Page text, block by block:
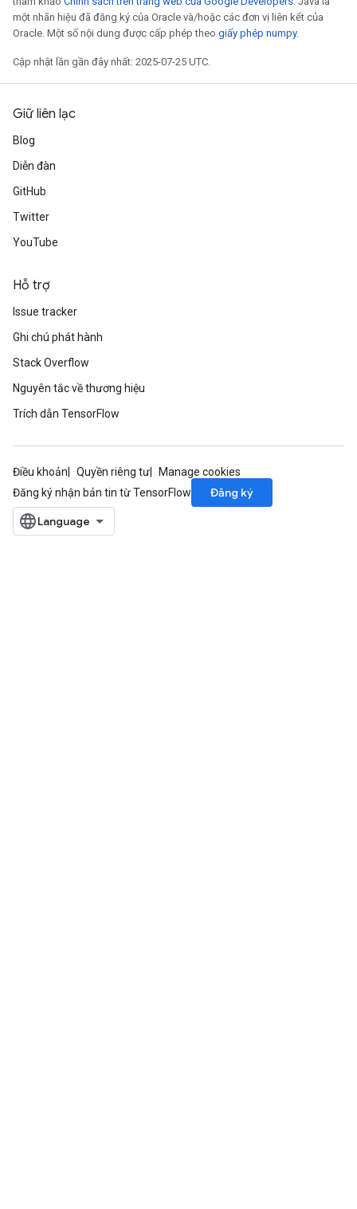
một nhãn hiệu đã đăng ký của Oracle và/hoặc các đơn vị liên kết của
Oracle. Một số nội dung được cấp phép theo giấy phép numpy.
Cập nhật lần gần đây nhất: 2025-07-25 UTC.
Giữ liên lạc
Blog
Diễn đàn
GitHub
Twitter
YouTube
Hỗ trợ
Issue tracker
Ghi chú phát hành
Stack Overflow
Nguyên tắc về thương hiệu
Trích dẫn TensorFlow
Điều khoản Quyền riêng tư
Manage cookies
Đăng ký nhận bản tin từ TensorFlow
Đăng ký